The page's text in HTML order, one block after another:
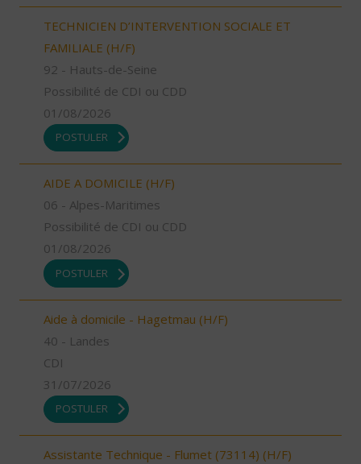
TECHNICIEN D’INTERVENTION SOCIALE ET
FAMILIALE (H/F)
92 - Hauts-de-Seine
Possibilité de CDI ou CDD
01/08/2026
POSTULER
AIDE A DOMICILE (H/F)
06 - Alpes-Maritimes
Possibilité de CDI ou CDD
01/08/2026
POSTULER
Aide à domicile - Hagetmau (H/F)
40 - Landes
CDI
31/07/2026
POSTULER
Assistante Technique - Flumet (73114) (H/F)